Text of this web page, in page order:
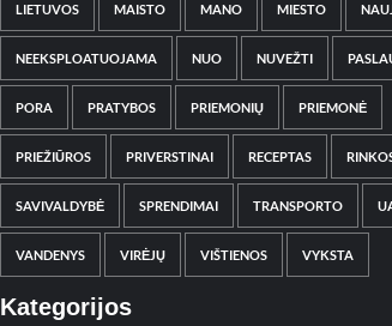
LIETUVOS MAISTO MANO MIESTO
NEEKSPLOATUOJAMA NUO NUVEŽTI
PORA PRATYBOS PRIEMONIŲ PRIEMONĖ
PRIEŽIŪROS PRIVERSTINAI RECEPTAS
SAVIVALDYBĖ SPRENDIMAI TRANSPORTO
VANDENYS VIRĖJŲ VIŠTIENOS VYKSTA
Kategorijos